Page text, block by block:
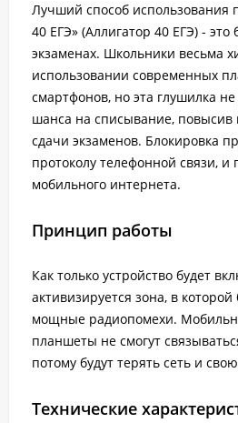
Лучший способ использования
40 ЕГЭ» (Аллигатор 40 ЕГЭ) - это
экзаменах. Школьники весьма
использовании современных
смартфонов, но эта глушилка
шанса на списывание, повысив
сдачи экзаменов. Блокировка
протоколу телефонной связи, и
мобильного интернета.
Принцип работы
Как только устройство будет
активизируется зона, в которой
мощные радиопомехи.
планшеты не смогут
потому будут терять сеть и
Технические